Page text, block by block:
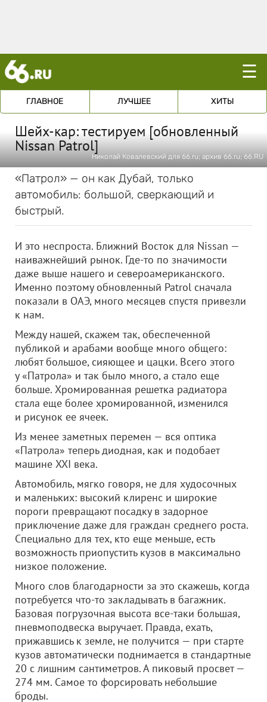
☰
ГЛАВНОЕ ЛУЧШЕЕ ХИТЫ
Шейх-кар: тестируем [обновленный
Nissan Patrol]
Николай Ковалевский для 66.ru; архив 66.ru; 66.RU
«Патрол» — он как Дубай, только
автомобиль: большой, сверкающий и
быстрый.
И это неспроста. Ближний Восток для Nissan —
наиважнейший рынок. Где-то по значимости
даже выше нашего и североамериканского.
Именно поэтому обновленный Patrol сначала
показали в ОАЭ, много месяцев спустя привезли
к нам.
Между нашей, скажем так, обеспеченной
публикой и арабами вообще много общего:
любят большое, сияющее и цацки. Всего этого
у «Патрола» и так было много, а стало еще
больше. Хромированная решетка радиатора
стала еще более хромированной, изменился
и рисунок ее ячеек.
Из менее заметных перемен — вся оптика
«Патрола» теперь диодная, как и подобает
машине XXI века.
Автомобиль, мягко говоря, не для худосочных
и маленьких: высокий клиренс и широкие
пороги превращают посадку в задорное
приключение даже для граждан среднего роста.
Специально для тех, кто еще меньше, есть
возможность приопустить кузов в максимально
низкое положение.
Много слов благодарности за это скажешь, когда
потребуется что-то закладывать в багажник.
Базовая погрузочная высота все-таки большая,
пневмоподвеска выручает. Правда, ехать,
прижавшись к земле, не получится — при старте
кузов автоматически поднимается в стандартные
20 с лишним сантиметров. А пиковый просвет —
274 мм. Самое то форсировать небольшие
броды.